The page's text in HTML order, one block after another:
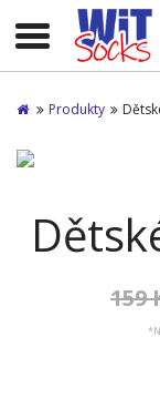
Produkty
159